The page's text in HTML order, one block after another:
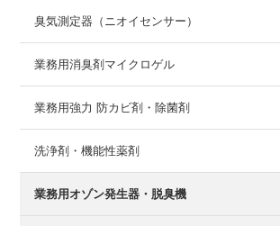
臭気測定器（ニオイセンサー）
業務用消臭剤マイクロゲル
業務用強力 防カビ剤・除菌剤
洗浄剤・機能性薬剤
業務用オゾン発生器・脱臭機